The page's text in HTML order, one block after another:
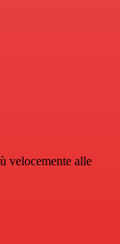
velocemente alle